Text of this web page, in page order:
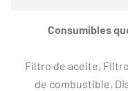
Consumibles
Filtro de aceite,
de combustible,